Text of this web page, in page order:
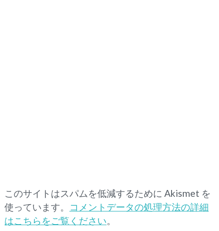
このサイトはスパムを低減するために Akismet を
使っています。
コメントデータの処理方法の詳細
はこちらをご覧ください。